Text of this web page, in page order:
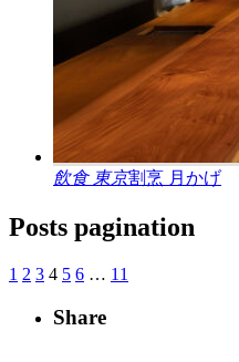
飲食 東京割烹 月かげ
Posts pagination
1 2 3 4 5 6 … 11
Share